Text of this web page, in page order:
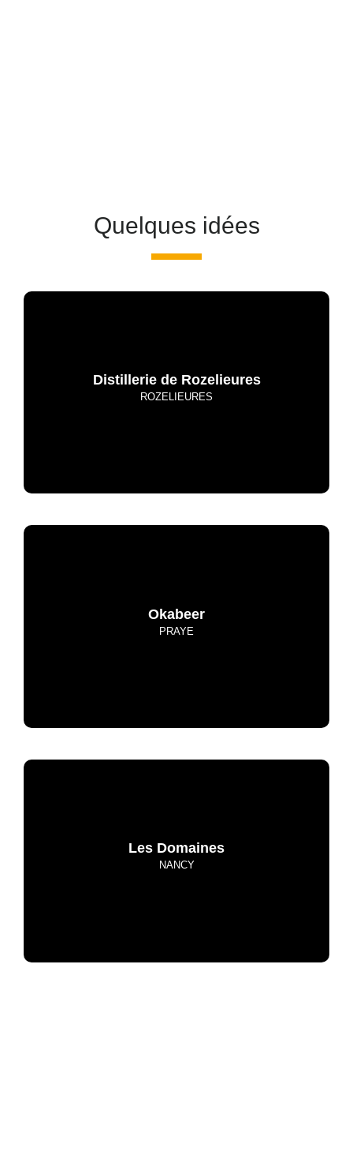
Quelques idées
Distillerie de Rozelieures
ROZELIEURES
Okabeer
PRAYE
Les Domaines
NANCY